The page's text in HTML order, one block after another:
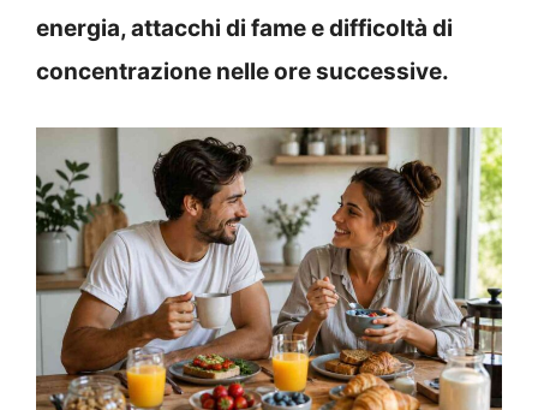
energia, attacchi di fame e difficoltà di
concentrazione nelle ore successive.